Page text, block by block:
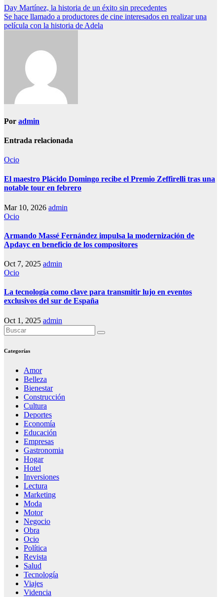
Navegación
de
Day Martínez, la historia de un éxito sin precedentes
Se hace llamado a productores de cine interesados en realizar una
película con la historia de Adela
Por admin
Entrada relacionada
Ocio
El maestro Plácido Domingo recibe el Premio Zeffirelli tras una
notable tour en febrero
Mar 10, 2026 admin
Ocio
Armando Massé Fernández impulsa la modernización de
Apdayc en beneficio de los compositores
Oct 7, 2025 admin
Ocio
La tecnología como clave para transmitir lujo en eventos
exclusivos del sur de España
Oct 1, 2025 admin
Categorías
Amor
Belleza
Bienestar
Construcción
Cultura
Deportes
Economía
Educación
Empresas
Gastronomia
Hogar
Hotel
Inversiones
Lectura
Marketing
Moda
Motor
Negocio
Obra
Ocio
Política
Revista
Salud
Tecnología
Viajes
Videncia